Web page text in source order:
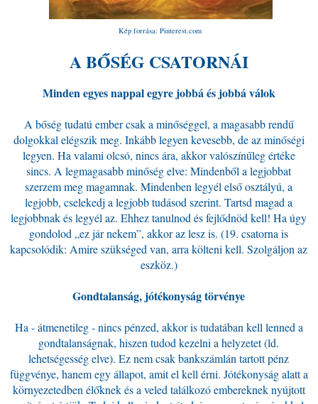
Kép forrása: Pinterest.com
A BŐSÉG CSATORNÁI
Minden egyes nappal egyre jobbá és jobbá válok
A bőség tudatú ember csak a minőséggel, a magasabb rendű
dolgokkal elégszik meg. Inkább legyen kevesebb, de az minőségi
legyen. Ha valami olcsó, nincs ára, akkor valószínűleg értéke
sincs. A legmagasabb minőség elve: Mindenből a legjobbat
szerzem meg magamnak. Mindenben legyél első osztályú, a
legjobb, cselekedj a legjobb tudásod szerint. Tartsd magad a
legjobbnak és legyél az. Ehhez tanulnod és fejlődnöd kell! Ha úgy
gondolod „ez jár nekem”, akkor az lesz is. (19. csatorna is
kapcsolódik: Amire szükséged van, arra költeni kell. Szolgáljon az
eszköz.)
Gondtalanság, jótékonyság törvénye
Ha - átmenetileg - nincs pénzed, akkor is tudatában kell lenned a
gondtalanságnak, hiszen tudod kezelni a helyzetet (ld.
lehetségesség elve). Ez nem csak bankszámlán tartott pénz
függvénye, hanem egy állapot, amit el kell érni. Jótékonyság alatt a
környezetedben élőknek és a veled találkozó embereknek nyújtott